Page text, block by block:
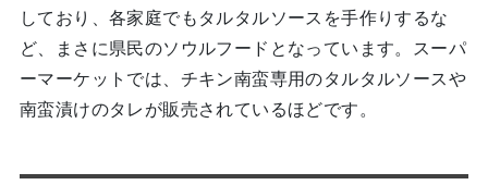
しており、各家庭でもタルタルソースを手作りするな
ど、まさに県民のソウルフードとなっています。スーパ
ーマーケットでは、チキン南蛮専用のタルタルソースや
南蛮漬けのタレが販売されているほどです。